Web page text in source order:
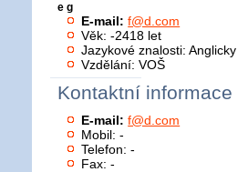
e g
E-mail: f@d.com
Věk: -2418 let
Jazykové znalosti: Anglicky
Vzdělání: VOŠ
Kontaktní informace
E-mail:f@d.com
Mobil: -
Telefon: -
Fax: -